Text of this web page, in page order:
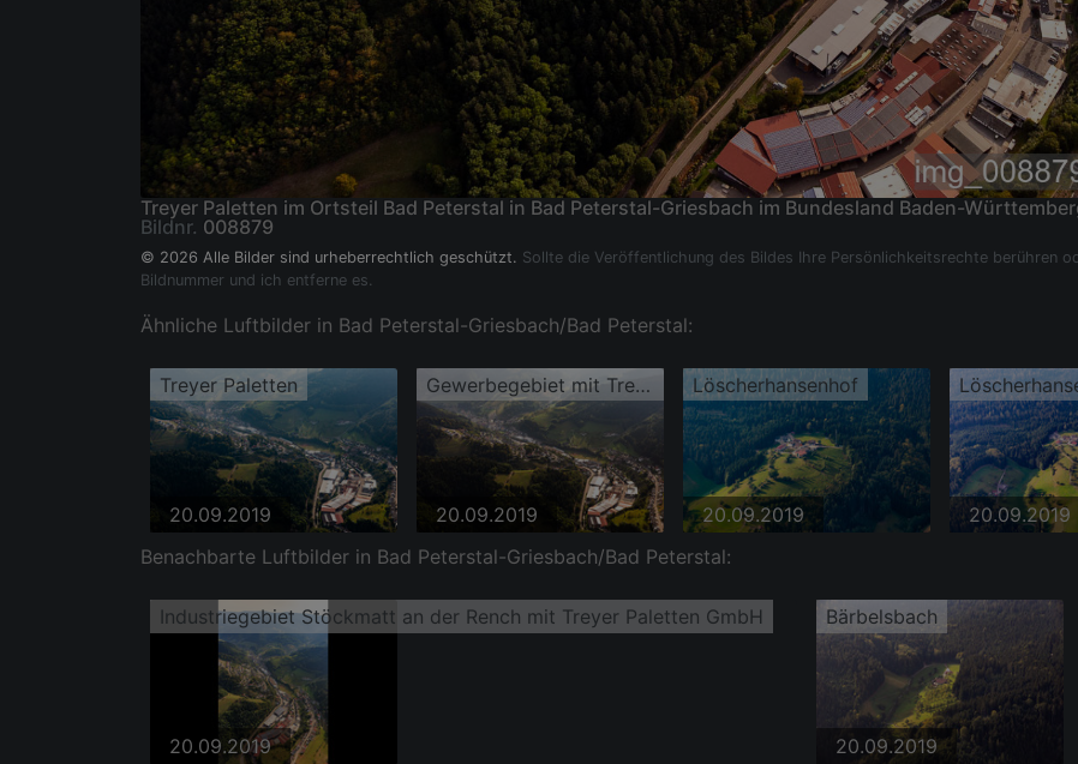
Treyer Paletten im Ortsteil Bad Peterstal in Bad Peterstal-Griesbach im Bundesland Baden-
Bildnr. 008879
© 2026 Alle Bilder sind urheberrechtlich geschützt. Sollte die Veröffentlichung des Bildes Ihre Persönlichkeitsrechte berühren
Bildnummer und ich entferne es.
Ähnliche Luftbilder in Bad Peterstal-Griesbach/Bad Peterstal:
Treyer Paletten
20.09.2019
Gewerbegebiet mit Treyer Paletten GmbH
20.09.2019
Löscherhansenhof
20.09.2019 20.09.2019
Benachbarte Luftbilder in Bad Peterstal-Griesbach/Bad Peterstal:
Industriegebiet Stöckmatt an der Rench mit Treyer Paletten GmbH
20.09.2019
Bärbelsbach
20.09.2019